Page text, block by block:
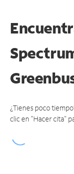
¿Tienes poco
clic en "Hacer cita"